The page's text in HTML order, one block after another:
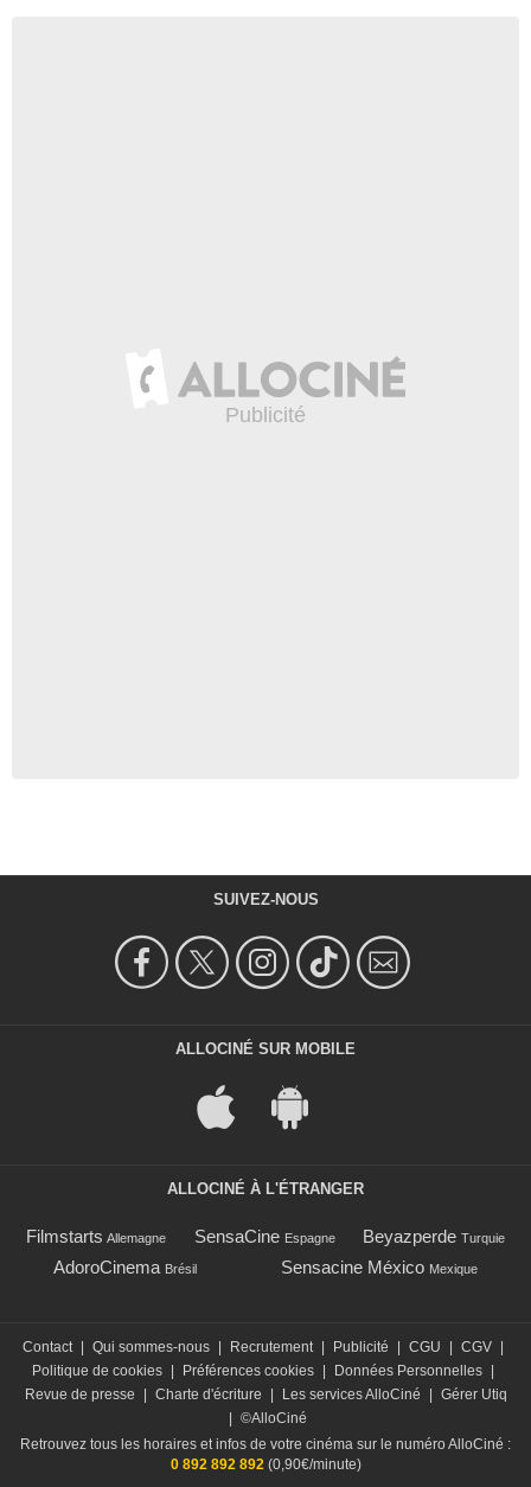
SUIVEZ-NOUS
ALLOCINÉ SUR MOBILE
ALLOCINÉ À L'ÉTRANGER
Filmstarts Allemagne SensaCine Espagne Beyazperde Turquie
AdoroCinema Brésil Sensacine México Mexique
Contact Qui sommes-nous Recrutement Publicité CGU CGV
Politique de cookies
Préférences cookies Données Personnelles
Revue de presse
Charte d'écriture Les services AlloCiné
Gérer Utiq
©AlloCiné
Retrouvez tous les horaires et infos de votre cinéma sur le numéro AlloCiné :
0 892 892 892(0,90€/minute)